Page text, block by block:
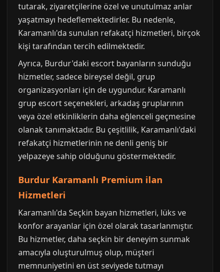
tutarak, ziyaretçilerine özel ve unutulmaz anlar
yaşatmayı hedeflemektedirler. Bu nedenle,
Karamanlı'da sunulan refakatçi hizmetleri, birçok
kişi tarafından tercih edilmektedir.
Ayrıca, Burdur'daki escort bayanların sunduğu
hizmetler, sadece bireysel değil, grup
organizasyonları için de uygundur. Karamanlı
grup escort seçenekleri, arkadaş gruplarının
veya özel etkinliklerin daha eğlenceli geçmesine
olanak tanımaktadır. Bu çeşitlilik, Karamanlı'daki
refakatçi hizmetlerinin ne denli geniş bir
yelpazeye sahip olduğunu göstermektedir.
Burdur Karamanlı Premium ilan
Hizmetleri
Karamanlı'da Seçkin bayan hizmetleri, lüks ve
konfor arayanlar için özel olarak tasarlanmıştır.
Bu hizmetler, daha seçkin bir deneyim sunmak
amacıyla oluşturulmuş olup, müşteri
memnuniyetini en üst seviyede tutmayı